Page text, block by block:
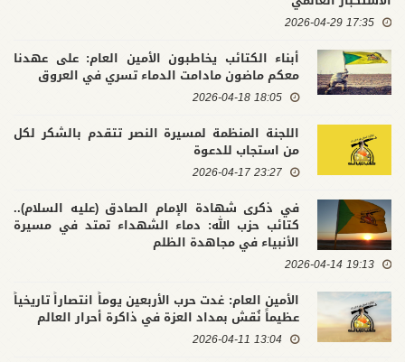
17:35 2026-04-29
أبناء الكتائب يخاطبون الأمين العام: على عهدنا
معكم ماضون مادامت الدماء تسري في العروق
18:05 2026-04-18
اللجنة المنظمة لمسيرة النصر تتقدم بالشكر لكل
من استجاب للدعوة
23:27 2026-04-17
في ذكرى شهادة الإمام الصادق (عليه السلام)..
كتائب حزب الله: دماء الشهداء تمتد في مسيرة
الأنبياء في مجاهدة الظلم
19:13 2026-04-14
الأمين العام: غدت حرب الأربعين يوماً انتصاراً تاريخياً
عظيماً نُقش بمداد العزة في ذاكرة أحرار العالم
13:04 2026-04-11